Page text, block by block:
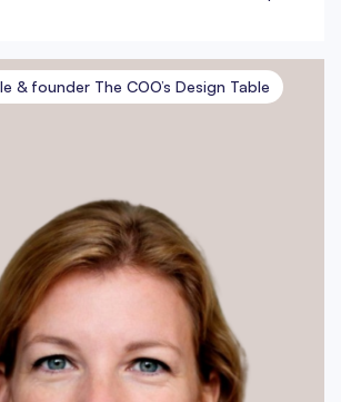
& founder The COO’s Design Table